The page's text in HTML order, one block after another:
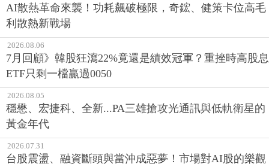
AI散熱革命來襲！功耗飆破極限，奇鋐、健策卡位高毛
利散熱新戰場
2026.08.06
7月回顧》韓股狂瀉22%竟還是績效冠軍？重挫時高股息
ETF只剩一檔贏過0050
2026.08.05
穩懋、宏捷科、全新...PA三雄搶攻光通訊與低軌衛星的
黃金年代
2026.07.31
台股震盪、融資斷頭與當沖成惡夢！市場對AI股的樂觀